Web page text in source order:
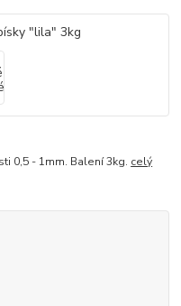
0,5 - 1mm. Balení 3kg. celý